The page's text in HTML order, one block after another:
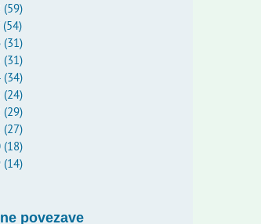
(59)
(54)
(31)
(31)
(34)
(24)
(29)
(27)
(18)
(14)
povezave